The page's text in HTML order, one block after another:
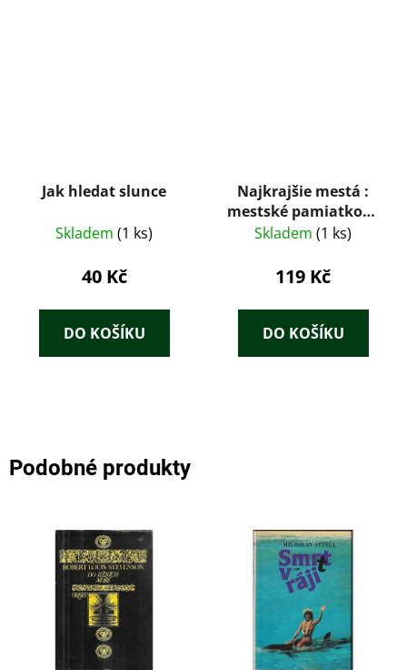
Jak hledat slunce
Skladem (1 ks)
40 Kč
DO KOŠÍKU
Najkrajšie mestá :
mestské pamiatkové
rezervácie
Skladem (1 ks)
119 Kč
DO KOŠÍKU
Podobné produkty